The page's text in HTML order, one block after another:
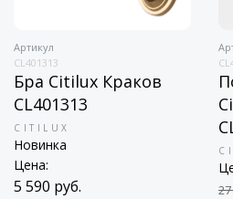
Артикул
CL401313
Бра Citilux Краков
CL401313
CITILUX
Новинка
Цена:
5 590 руб.